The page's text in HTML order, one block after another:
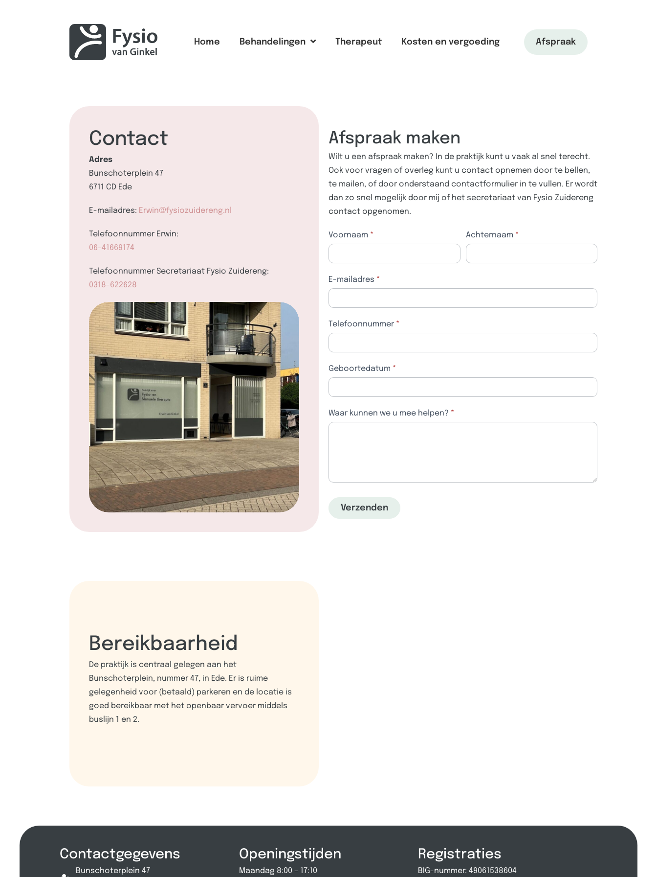
Home Behandelingen Therapeut Kosten en vergoeding Afspraak
Contact
Adres
Bunschoterplein 47
6711 CD Ede
E-mailadres: Erwin@fysiozuidereng.nl
Telefoonnummer Erwin:
06-41669174
Telefoonnummer Secretariaat Fysio Zuidereng:
0318-622628
Afspraak maken
Wilt u een afspraak maken? In de praktijk kunt u vaak al snel terecht.
Ook voor vragen of overleg kunt u contact opnemen door te bellen,
te mailen, of door onderstaand contactformulier in te vullen. Er wordt
dan zo snel mogelijk door mij of het secretariaat van Fysio Zuidereng
contact opgenomen.
Afspraakformulier
Voornaam * Achternaam *
E-mailadres *
Telefoonnummer *
Geboortedatum *
Waar kunnen we u mee helpen? *
Verzenden
Bereikbaarheid
De praktijk is centraal gelegen aan het
Bunschoterplein, nummer 47, in Ede. Er is ruime
gelegenheid voor (betaald) parkeren en de locatie is
goed bereikbaar met het openbaar vervoer middels
buslijn 1 en 2.
Contactgegevens
Bunschoterplein 47
Openingstijden
Maandag 8:00 – 17:10
Registraties
BIG-nummer: 49061538604